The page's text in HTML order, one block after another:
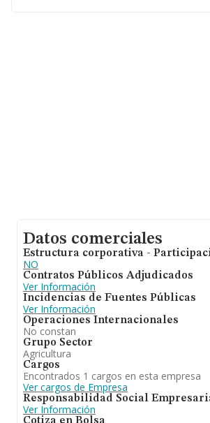
Datos comerciales
Estructura corporativa -
NO
Contratos Públicos Adjudicados
Ver Información
Incidencias de Fuentes Públicas
Ver Información
Operaciones Internacionales
No constan
Grupo Sector
Agricultura
Cargos
Encontrados 1 cargos en esta empresa
Ver cargos de Empresa
Responsabilidad Social
Ver Información